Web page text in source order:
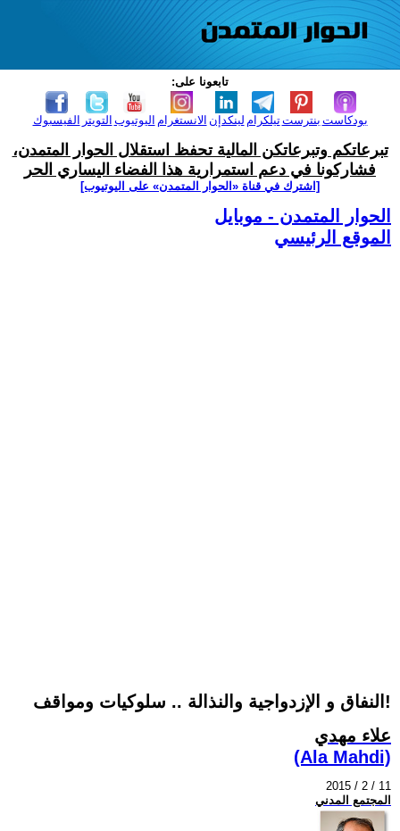
تابعونا على:
الفيسبوك التويتر اليوتيوب الانستغرام لينكدإن تيلكرامبنترست بودكاست
تبرعاتكم وتبرعاتكن المالية تحفظ استقلال الحوار المتمدن،
فشاركونا في دعم استمرارية هذا الفضاء اليساري الحر
[اشترك في قناة ‫«الحوار المتمدن» على اليوتيوب]
الحوار المتمدن - موبايل
الموقع الرئيسي
النفاق و الإزدواجية والنذالة .. سلوكيات ومواقف!
علاء مهدي
(Ala Mahdi)
2015 / 2 / 11
المجتمع المدني